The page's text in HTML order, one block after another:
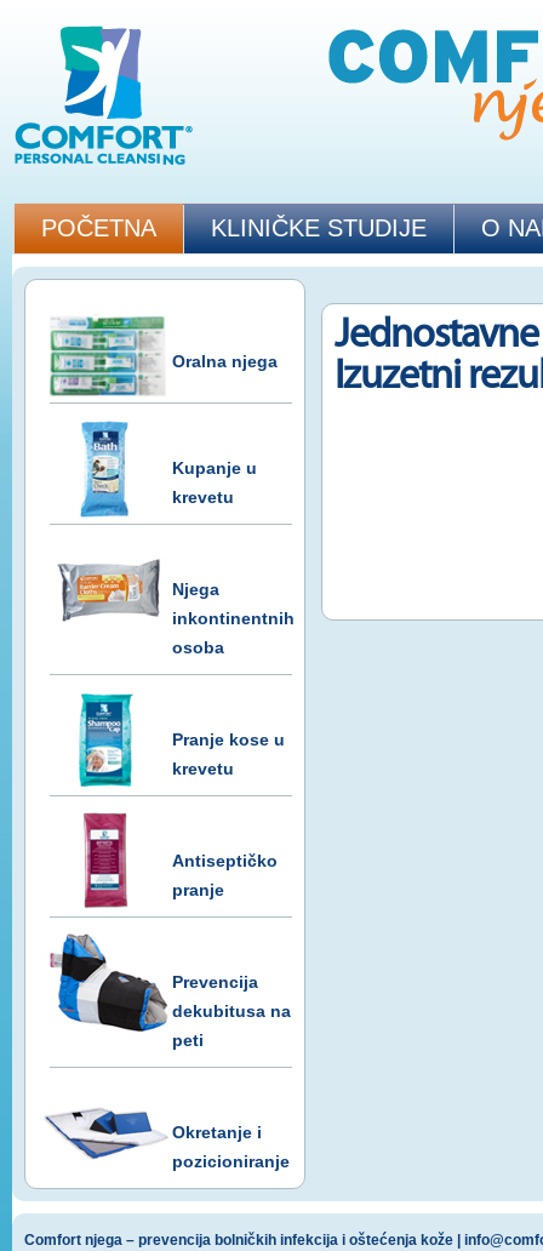
POČETNA KLINIČKE STUDIJE O
Oralna njega
Kupanje u
krevetu
Njega
inkontinentnih
osoba
Pranje kose u
krevetu
Antiseptičko
pranje
Prevencija
dekubitusa na
peti
Okretanje i
pozicioniranje
Izuzetni
Comfort njega – prevencija bolničkih infekcija i oštećenja kože |